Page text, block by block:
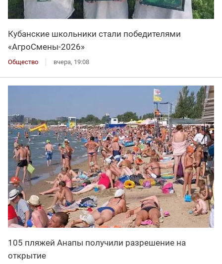
Кубанские школьники стали победителями
«АгроСмены-2026»
Общество вчера, 19:08
105 пляжей Анапы получили разрешение на
открытие